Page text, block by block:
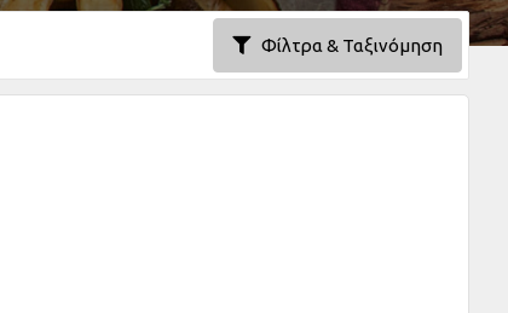
Φίλτρα & Ταξινόμηση